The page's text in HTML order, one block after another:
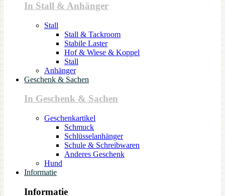
In Stall & Anhänger
Stall
Stall & Tackroom
Stabile Laster
Hof & Wiese & Koppel
Stall
Anhänger
Geschenk & Sachen
In Geschenk & Sachen
Geschenkartikel
Schmuck
Schlüsselanhänger
Schule & Schreibwaren
Anderes Geschenk
Hund
Informatie
Informatie